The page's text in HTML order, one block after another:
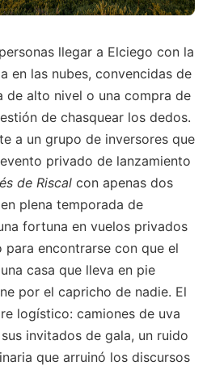
llegar a Elciego con la
en las nubes, convencidas de
de alto nivel o una compra de
de chasquear los dedos.
a un grupo de inversores que
privado de lanzamiento
de Riscal con apenas dos
plena temporada de
fortuna en vuelos privados
encontrarse con que el
casa que lleva en pie
por el capricho de nadie. El
logístico: camiones de uva
invitados de gala, un ruido
que arruinó los discursos